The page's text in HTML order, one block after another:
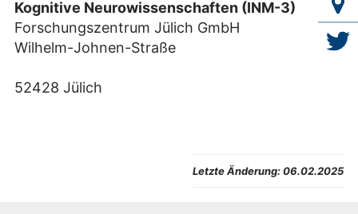
Kognitive Neurowissenschaften (INM-3)
Forschungszentrum Jülich GmbH
Wilhelm-Johnen-Straße
52428 Jülich
Letzte Änderung:06.02.2025